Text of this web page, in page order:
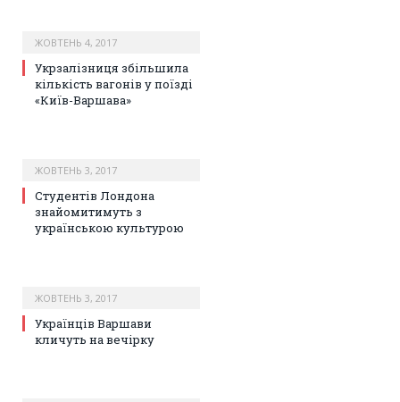
ЖОВТЕНЬ 4, 2017
Укрзалізниця збільшила
кількість вагонів у поїзді
«Київ-Варшава»
ЖОВТЕНЬ 3, 2017
Студентів Лондона
знайомитимуть з
українською культурою
ЖОВТЕНЬ 3, 2017
Українців Варшави
кличуть на вечірку